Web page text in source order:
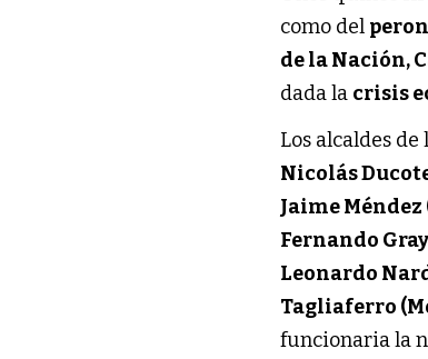
como del
de la Nación,
dada la crisis
Los alcaldes
Nicolás
Jaime
Fernando
Leonardo
Tagliaferro
funcionaria la